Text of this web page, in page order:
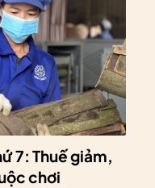
7: Thuế giảm,
chơi